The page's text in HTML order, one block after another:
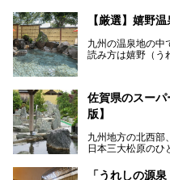
しかし良質の自
まり知られてい
ージとは反して、
文化財のラグジュ
【厳選】嬉野
九州の温泉地の中
読み方は嬉野（う
り、「美肌祈願」
満載。
温泉も日帰り温泉
でいて、老若男女
時間がゆっくりと
も人気の日帰り温
泉質はもちろん
佐賀県のスー
版】
九州地方の北西部
日本三大松原のひ
魅力です。有田
「うれしの源